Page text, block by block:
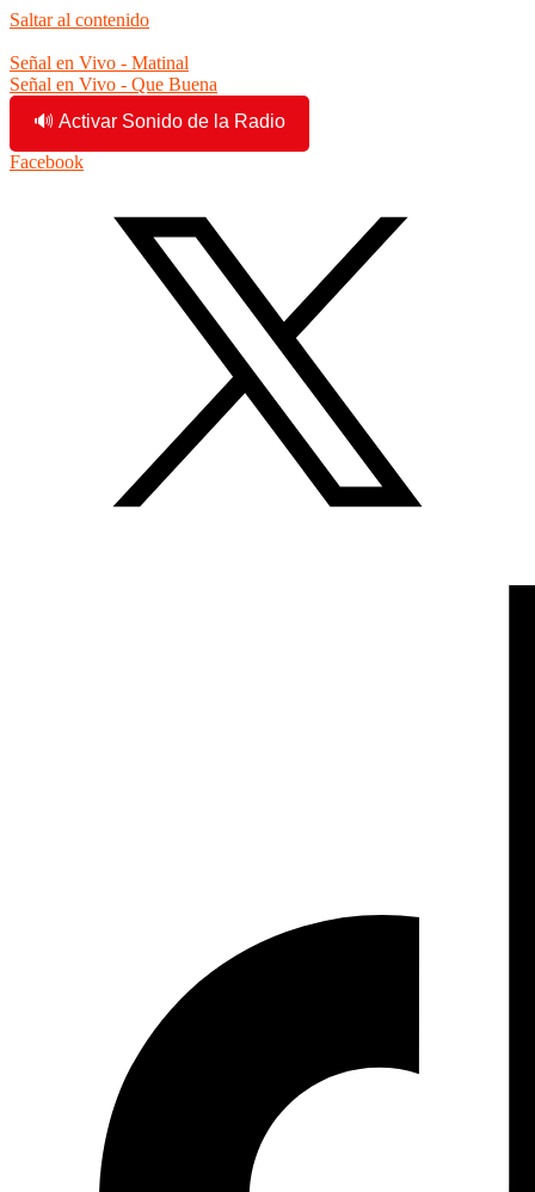
Saltar al contenido
Señal en Vivo - Matinal
Señal en Vivo - Que Buena
🔊 Activar Sonido de la Radio
Facebook